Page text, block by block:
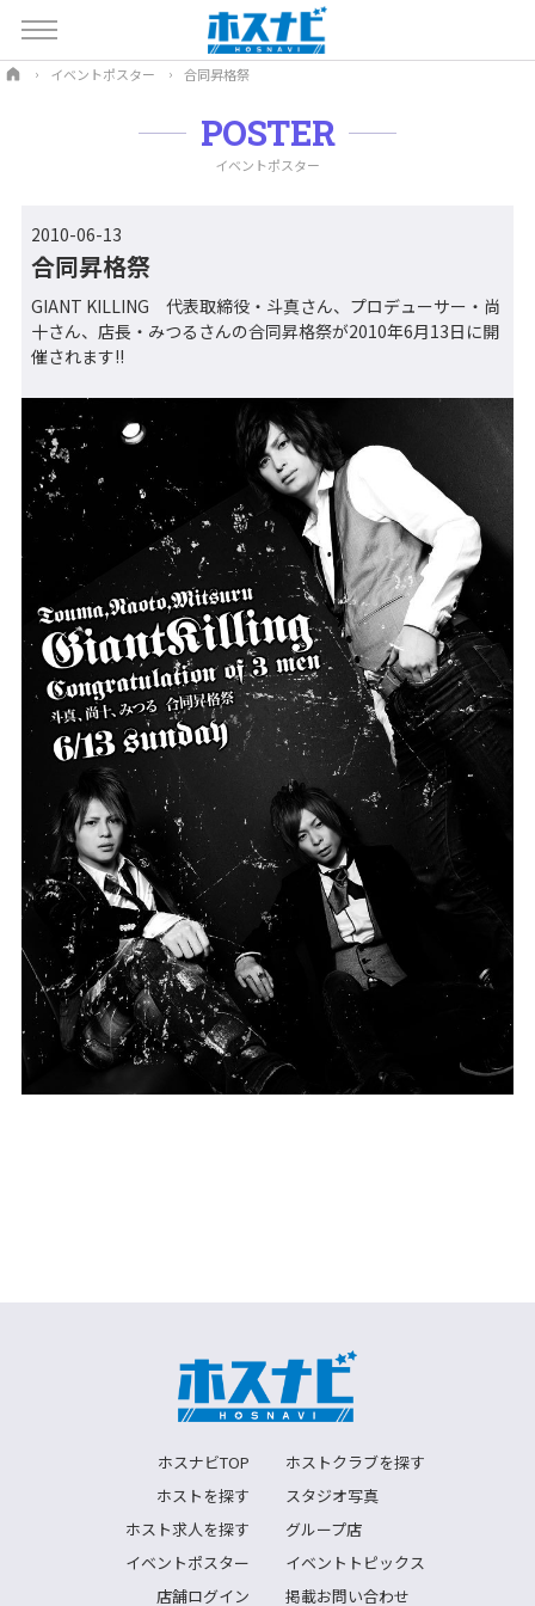
イベントポスター 合同昇格祭
POSTER
イベントポスター
2010-06-13
合同昇格祭
GIANT KILLING 代表取締役・斗真さん、プロデューサー・尚
十さん、店長・みつるさんの合同昇格祭が2010年6月13日に開
催されます!!
ホスナビTOP
ホストクラブを探す
ホストを探す
スタジオ写真
ホスト求人を探す
グループ店
イベントポスター
イベントトピックス
店舗ログイン
掲載お問い合わせ